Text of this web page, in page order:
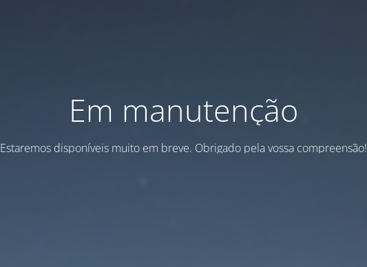
Em manutenção
Estaremos disponíveis muito em breve. Obrigado pela vossa compreensão!